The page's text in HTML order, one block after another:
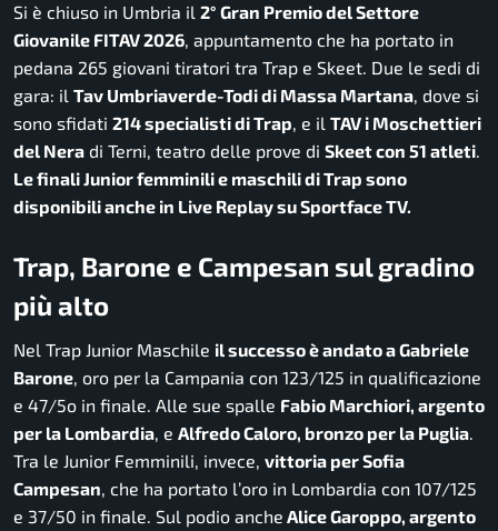
Si è chiuso in Umbria il 2° Gran Premio del Settore
Giovanile FITAV 2026, appuntamento che ha portato in
pedana 265 giovani tiratori tra Trap e Skeet. Due le sedi di
gara: il Tav Umbriaverde-Todi di Massa Martana, dove si
sono sfidati 214 specialisti di Trap, e il TAV i Moschettieri
del Nera di Terni, teatro delle prove di Skeet con 51 atleti.
Le finali Junior femminili e maschili di Trap sono
disponibili anche in Live Replay su Sportface TV.
Trap, Barone e Campesan sul gradino
più alto
Nel Trap Junior Maschile il successo è andato a Gabriele
Barone , oro per la Campania con 123/125 in qualificazione
e 47/5o in finale. Alle sue spalle Fabio Marchiori, argento
per la Lombardia , e Alfredo Caloro, bronzo per la Puglia
Tra le Junior Femminili, invece, vittoria per Sofia
Campesan , che ha portato l’oro in Lombardia con 107/125
e 37/50 in finale. Sul podio anche Alice Garoppo, argento